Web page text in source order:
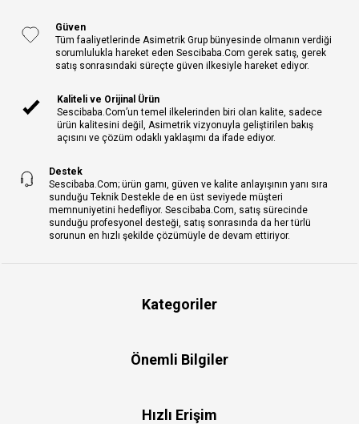
Güven
Tüm faaliyetlerinde Asimetrik Grup bünyesinde olmanın verdiği
sorumlulukla hareket eden Sescibaba.Com gerek satış, gerek
satış sonrasındaki süreçte güven ilkesiyle hareket ediyor.
Kaliteli ve Orijinal Ürün
Sescibaba.Com’un temel ilkelerinden biri olan kalite, sadece
ürün kalitesini değil, Asimetrik vizyonuyla geliştirilen bakış
açısını ve çözüm odaklı yaklaşımı da ifade ediyor.
Destek
Sescibaba.Com; ürün gamı, güven ve kalite anlayışının yanı sıra
sunduğu Teknik Destekle de en üst seviyede müşteri
memnuniyetini hedefliyor. Sescibaba.Com, satış sürecinde
sunduğu profesyonel desteği, satış sonrasında da her türlü
sorunun en hızlı şekilde çözümüyle de devam ettiriyor.
Kategoriler
Önemli Bilgiler
Hızlı Erişim